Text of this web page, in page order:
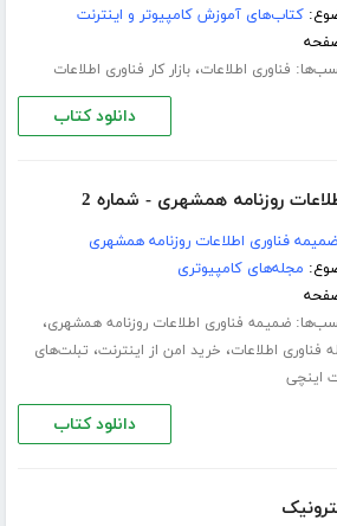
کتاب‌های آموزش کامپیوتر و اینترنت
فناوری اطلاعات،بازار کار فناوری اطلاعات
دانلود کتاب
روزنامه همشهری - شماره 2
ضمیمه فناوری اطلاعات روزنامه همشهری
مجله‌های کامپیوتری
ضمیمه فناوری اطلاعات روزنامه همشهری،
فناوری اطلاعات، خرید امن از اینترنت، تبلت‌های
اینچی
دانلود کتاب